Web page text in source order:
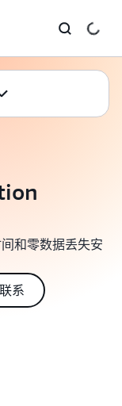
和零数据丢失安
系